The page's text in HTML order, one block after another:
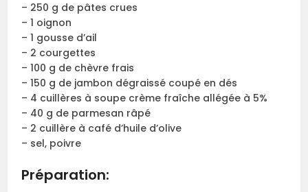
– 250 g de pâtes crues
– 1 oignon
– 1 gousse d’ail
– 2 courgettes
– 100 g de chèvre frais
– 150 g de jambon dégraissé coupé en dés
– 4 cuillères à soupe crème fraîche allégée à 5%
– 40 g de parmesan râpé
– 2 cuillère à café d’huile d’olive
– sel, poivre
Préparation: